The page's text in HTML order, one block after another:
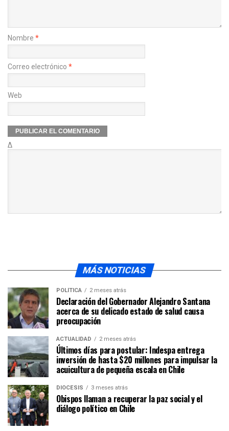
Nombre *
Correo electrónico *
Web
Δ
MÁS NOTICIAS
POLÍTICA 2 meses atrás
Declaración del Gobernador Alejandro Santana
acerca de su delicado estado de salud causa
preocupación
ACTUALIDAD 2 meses atrás
Últimos días para postular: Indespa entrega
inversión de hasta $20 millones para impulsar la
acuicultura de pequeña escala en Chile
DIÓCESIS 3 meses atrás
Obispos llaman a recuperar la paz social y el
diálogo político en Chile